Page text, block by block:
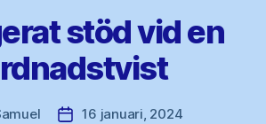
stöd vid en
Inläggsdatum
16 januari, 2024